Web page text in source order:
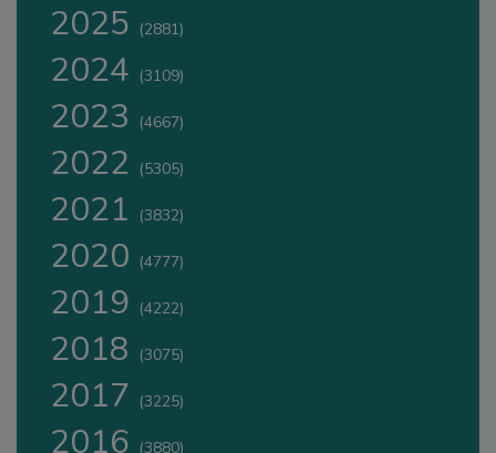
2025 (2881)
2024 (3109)
2023 (4667)
2022 (5305)
2021 (3832)
2020 (4777)
2019 (4222)
2018 (3075)
2017 (3225)
2016 (3880)